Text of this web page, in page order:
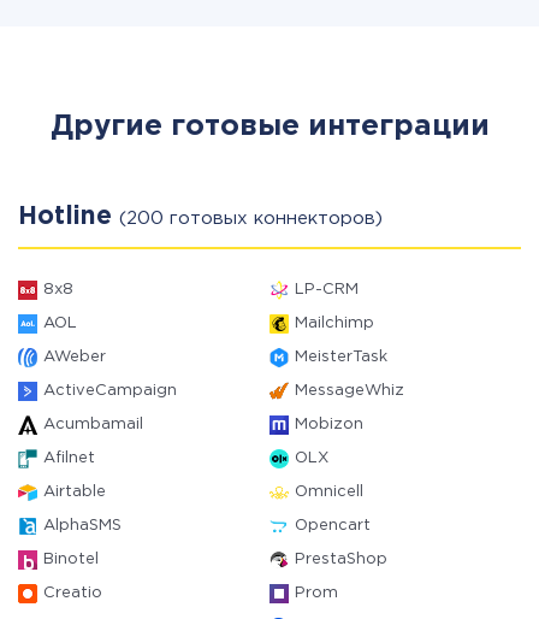
Другие готовые интеграции
Hotline (200 готовых коннекторов)
8x8 LP-CRM
AOL Mailchimp
AWeber MeisterTask
ActiveCampaign MessageWhiz
Acumbamail Mobizon
Afilnet OLX
Airtable Omnicell
AlphaSMS Opencart
Binotel PrestaShop
Creatio Prom